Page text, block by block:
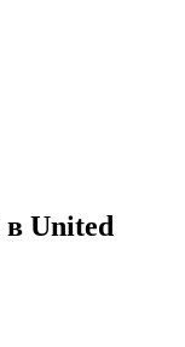
в United